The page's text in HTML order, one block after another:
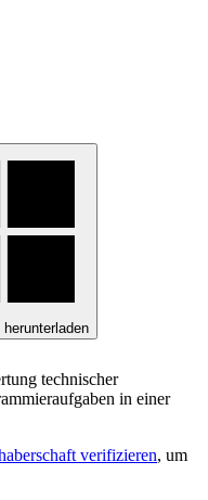
herunterladen
technischer
in einer
verifizieren, um